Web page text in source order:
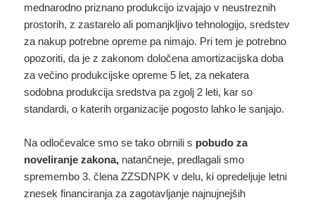
mednarodno priznano produkcijo izvajajo v neustreznih
prostorih, z zastarelo ali pomanjkljivo tehnologijo, sredstev
za nakup potrebne opreme pa nimajo. Pri tem je potrebno
opozoriti, da je z zakonom določena amortizacijska doba
za večino produkcijske opreme 5 let, za nekatera
sodobna produkcija sredstva pa zgolj 2 leti, kar so
standardi, o katerih organizacije pogosto lahko le sanjajo.
Na odločevalce smo se tako obrnili s pobudo za
noveliranje zakona, natančneje, predlagali smo
spremembo 3. člena ZZSDNPK v delu, ki opredeljuje letni
znesek financiranja za zagotavljanje najnujnejših